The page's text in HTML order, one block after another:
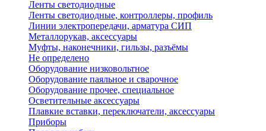
Ленты светодиодные
Ленты светодиодные, контроллеры, профиль
Линии электропередачи, арматура СИП
Металлорукав, аксессуары
Муфты, наконечники, гильзы, разъёмы
Не определено
Оборудование низковольтное
Оборудование паяльное и сварочное
Оборудование прочее, специальное
Осветительные аксессуары
Плавкие вставки, переключатели, аксессуары
Приборы